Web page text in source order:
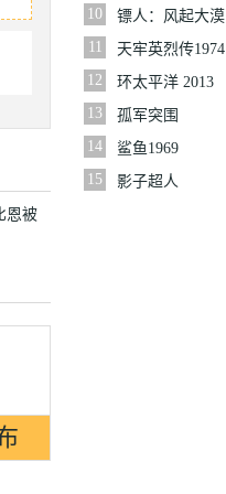
恩被
10
镖人：风起大漠
11
天牢英烈传1974
12
环太平洋 2013
13
孤军突围
14
鲨鱼1969
15
影子超人